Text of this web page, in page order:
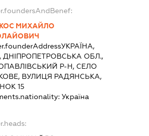
МИХАЙЛО
УКРАЇНА,
ДНІПРОПЕТРОВСЬКА ОБЛ.,
Р-Н, СЕЛО
ВУЛИЦЯ РАДЯНСЬКА,
15
Україна